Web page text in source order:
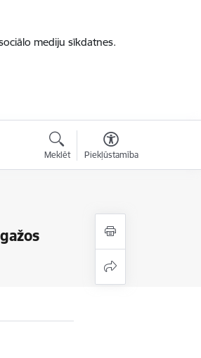
mediju sīkdatnes.
Meklēt Piekļūstamība